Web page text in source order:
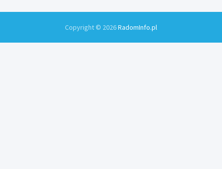
Copyright © 2026RadomInfo.pl